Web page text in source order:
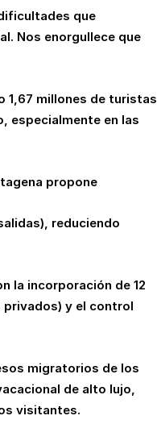
que
Nos enorgullece que
1,67 millones de turistas
especialmente en las
propone
reduciendo
la incorporación de 12
privados) y el control
migratorios de los
de alto lujo,
visitantes.